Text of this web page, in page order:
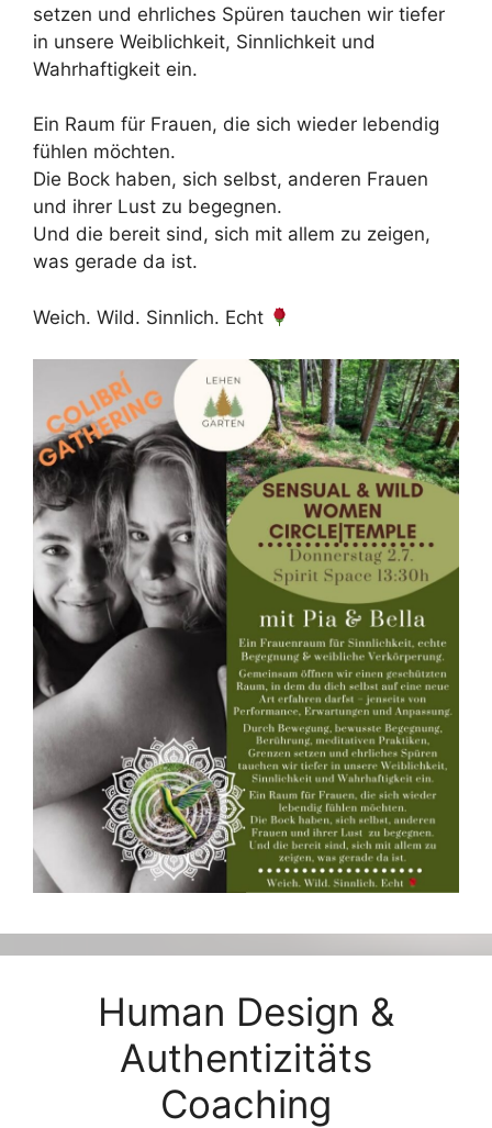
setzen und ehrliches Spüren tauchen wir tiefer
in unsere Weiblichkeit, Sinnlichkeit und
Wahrhaftigkeit ein.
Ein Raum für Frauen, die sich wieder lebendig
fühlen möchten.
Die Bock haben, sich selbst, anderen Frauen
und ihrer Lust zu begegnen.
Und die bereit sind, sich mit allem zu zeigen,
was gerade da ist.
Weich. Wild. Sinnlich. Echt
Human Design &
Authentizitäts
Coaching